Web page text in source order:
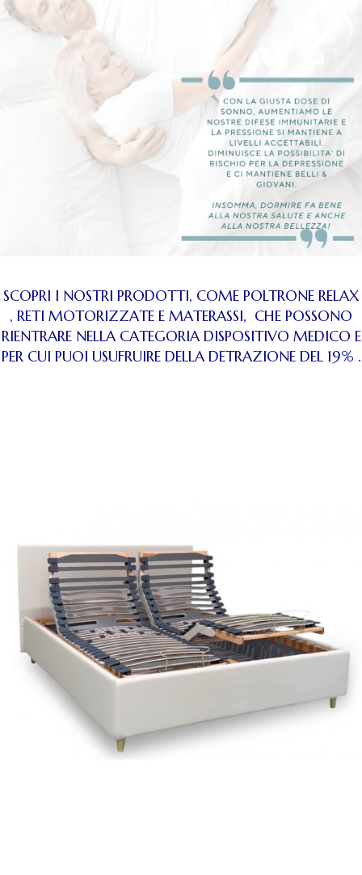
SCOPRI I NOSTRI PRODOTTI, COME POLTRONE RELAX
, RETI MOTORIZZATE E MATERASSI, CHE POSSONO
RIENTRARE NELLA CATEGORIA DISPOSITIVO MEDICO E
PER CUI PUOI USUFRUIRE DELLA DETRAZIONE DEL 19% .